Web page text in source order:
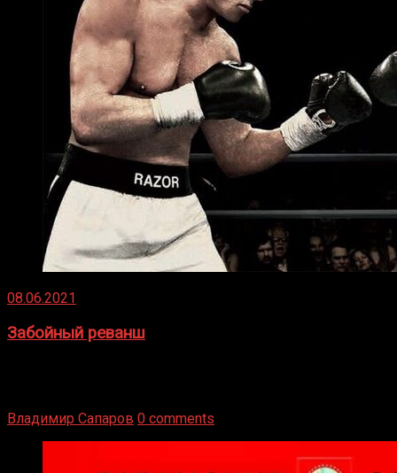
08.06.2021
Забойный реванш
Владимир Сапаров 0 comments